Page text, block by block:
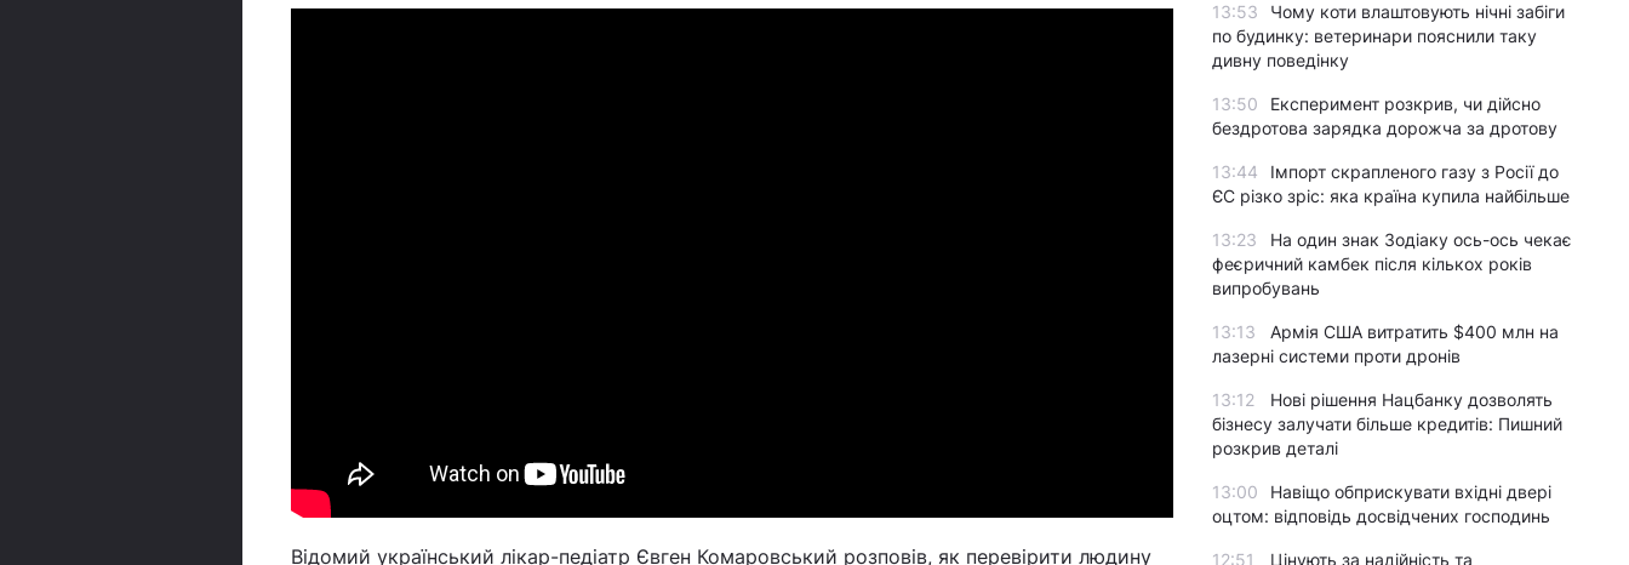
Відомий український лікар-педіатр Євген Комаровський розповів, як перевірити людину
13:53
Чому коти влаштовують нічні забіги
по будинку: ветеринари пояснили таку
дивну поведінку
13:50
Експеримент розкрив, чи дійсно
бездротова зарядка дорожча за дротову
13:44
Імпорт скрапленого газу з Росії до
ЄС різко зріс: яка країна купила найбільше
13:23
На один знак Зодіаку ось-ось чекає
феєричний камбек після кількох років
випробувань
13:13
Армія США витратить $400 млн на
лазерні системи проти дронів
13:12
Нові рішення Нацбанку дозволять
бізнесу залучати більше кредитів: Пишний
розкрив деталі
13:00
Навіщо обприскувати вхідні двері
оцтом: відповідь досвідчених господинь
12:51 Цінують за надійність та